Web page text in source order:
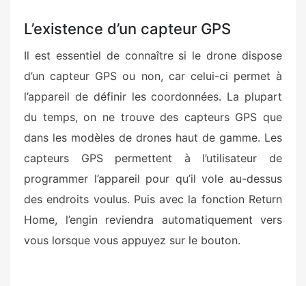
L’existence d’un capteur GPS
Il est essentiel de connaître si le drone dispose
d’un capteur GPS ou non, car celui-ci permet à
l’appareil de définir les coordonnées. La plupart
du temps, on ne trouve des capteurs GPS que
dans les modèles de drones haut de gamme. Les
capteurs GPS permettent à l’utilisateur de
programmer l’appareil pour qu’il vole au-dessus
des endroits voulus. Puis avec la fonction Return
Home, l’engin reviendra automatiquement vers
vous lorsque vous appuyez sur le bouton.